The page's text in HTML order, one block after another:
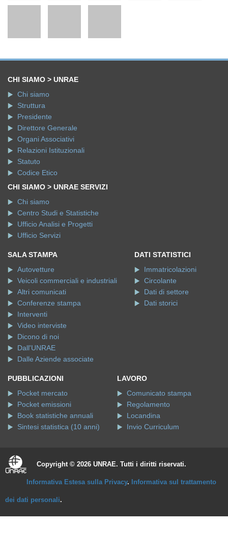
CHI SIAMO > UNRAE
Chi siamo
Struttura
Presidente
Direttore Generale
Organi Associativi
Relazioni Istituzionali
Statuto
Codice Etico
CHI SIAMO > UNRAE SERVIZI
Chi siamo
Centro Studi e Statistiche
Ufficio Analisi e Progetti
Ufficio Servizi
SALA STAMPA
Autovetture
Veicoli commerciali e industriali
Altri comunicati
Conferenze stampa
Interventi
Video interviste
Dicono di noi
Dall'UNRAE
Dalle Aziende associate
DATI STATISTICI
Immatricolazioni
Circolante
Dati di settore
Dati storici
PUBBLICAZIONI
Pocket mercato
Pocket emissioni
Book statistiche annuali
Sintesi statistica (10 anni)
LAVORO
Comunicato stampa
Regolamento
Locandina
Invio Curriculum
Copyright © 2026 UNRAE. Tutti i diritti riservati.
Informativa Estesa sulla Privacy. Informativa sul trattamento
dei dati personali.